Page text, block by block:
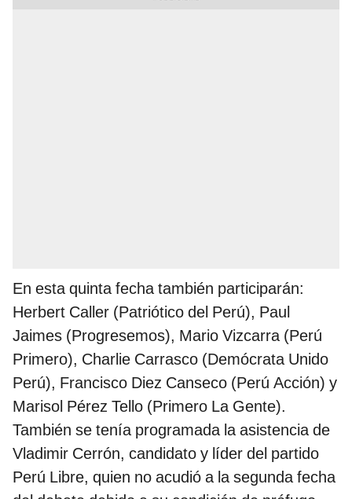
En esta quinta fecha también participarán:
Herbert Caller (Patriótico del Perú), Paul
Jaimes (Progresemos), Mario Vizcarra (Perú
Primero), Charlie Carrasco (Demócrata Unido
Perú), Francisco Diez Canseco (Perú Acción) y
Marisol Pérez Tello (Primero La Gente).
También se tenía programada la asistencia de
Vladimir Cerrón, candidato y líder del partido
Perú Libre, quien no acudió a la segunda fecha